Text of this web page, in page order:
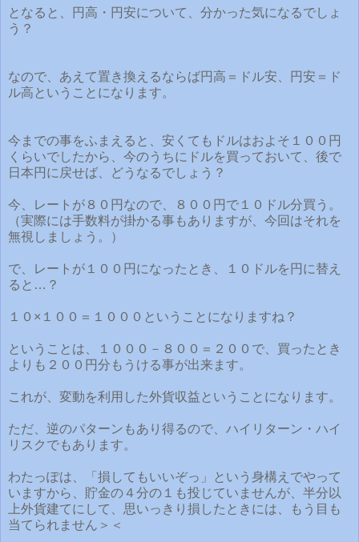
となると、円高・円安について、分かった気になるでしょ
う？
なので、あえて置き換えるならば円高＝ドル安、円安＝ド
ル高ということになります。
今までの事をふまえると、安くてもドルはおよそ１００円
くらいでしたから、今のうちにドルを買っておいて、後で
日本円に戻せば、どうなるでしょう？
今、レートが８０円なので、８００円で１０ドル分買う。
（実際には手数料が掛かる事もありますが、今回はそれを
無視しましょう。）
で、レートが１００円になったとき、１０ドルを円に替え
ると…？
１０×１００＝１０００ということになりますね？
ということは、１０００－８００＝２００で、買ったとき
よりも２００円分もうける事が出来ます。
これが、変動を利用した外貨収益ということになります。
ただ、逆のパターンもあり得るので、ハイリターン・ハイ
リスクでもあります。
わたっぽは、「損してもいいぞっ」という身構えでやって
いますから、貯金の４分の１も投じていませんが、半分以
上外貨建てにして、思いっきり損したときには、もう目も
当てられません＞＜